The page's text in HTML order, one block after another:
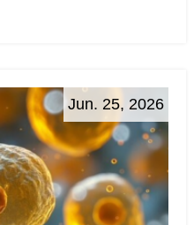
Jun. 25, 2026